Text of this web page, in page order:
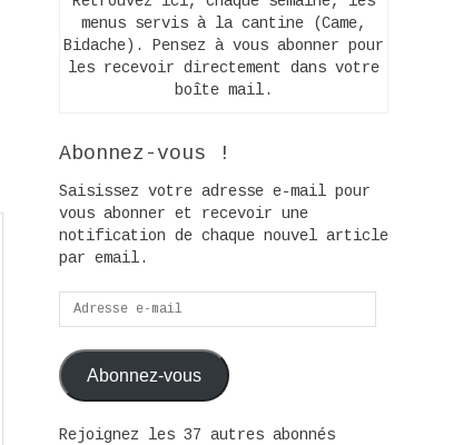
menus servis à la cantine (Came,
Bidache). Pensez à vous abonner pour
les recevoir directement dans votre
boîte mail.
Abonnez-vous !
Saisissez votre adresse e-mail pour
vous abonner et recevoir une
notification de chaque nouvel article
par email.
Adresse
e-
mail
Abonnez-vous
Rejoignez les 37 autres abonnés